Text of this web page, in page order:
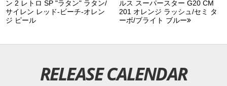
ン 2 レトロ SP "ラタン" ラタン/
サイレン レッド-ビーチ-オレン
ジ ピール
ルス スーパースター G20 CM
201 オレンジ ラッシュ/セミ タ
ーボ/ブライト ブルー
RELEASE CALENDAR